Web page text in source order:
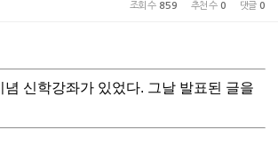
조회 수 859 추천 수 0 댓글 0
신학강좌가 있었다. 그날 발표된 글을